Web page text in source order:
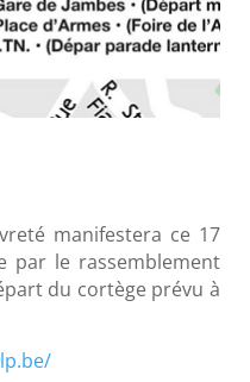
manifestera ce 17
par le rassemblement
du cortège prévu à